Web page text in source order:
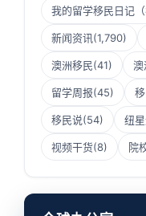
我的留学移民日记（
新闻资讯(1,790)
澳洲移民(41) 澳
留学周报(45)
移民说(54) 纽
视频干货(8) 院